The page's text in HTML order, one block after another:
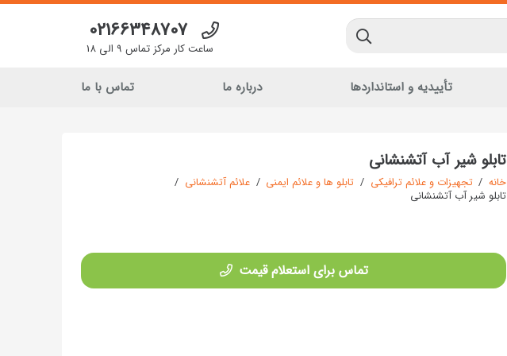
02166348707
ساعت کار مرکز تماس 9 الی 18
تأییدیه و استانداردها درباره ما تماس با ما
تابلو شیر آب آتشنشانی
خانه / تجهیزات و علائم ترافیکی / تابلو ها و علائم ایمنی / علائم آتشنشانی /
تابلو شیر آب آتشنشانی
تماس برای استعلام قیمت